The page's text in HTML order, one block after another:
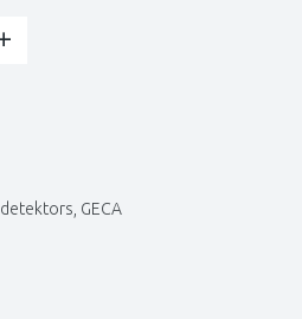
detektors GECA